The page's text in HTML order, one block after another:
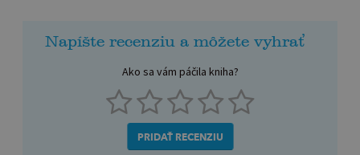
Napíšte recenziu a môžete vyhrať
Ako sa vám páčila kniha?
PRIDAŤ RECENZIU